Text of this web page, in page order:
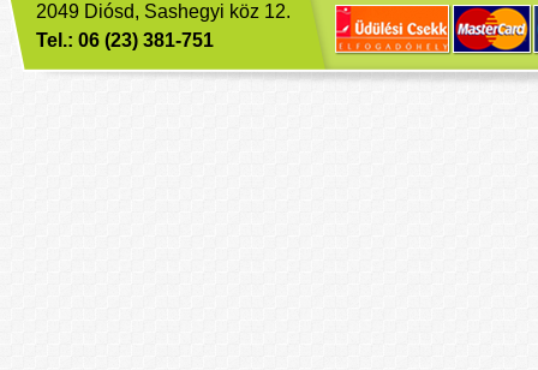
2049 Diósd, Sashegyi köz 12.
Tel.: 06 (23) 381-751